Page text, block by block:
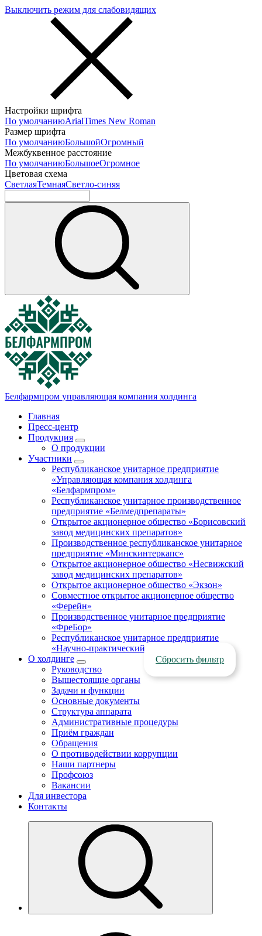
Выключить режим для слабовидящих
Настройки шрифта
По умолчаниюArialTimes New Roman
Размер шрифта
По умолчаниюБольшойОгромный
Межбуквенное расстояние
По умолчаниюБольшоеОгромное
Цветовая схема
СветлаяТемнаяСветло-синяя
Белфармпром управляющая компания холдинга
Главная
Пресс-центр
Продукция
О продукции
Участники
Республиканское унитарное предприятие
«Управляющая компания холдинга
«Белфармпром»
Республиканское унитарное производственное
предприятие «Белмедпрепараты»
Открытое акционерное общество «Борисовский
завод медицинских препаратов»
Производственное республиканское унитарное
предприятие «Минскинтеркапс»
Открытое акционерное общество «Несвижский
завод медицинских препаратов»
Открытое акционерное общество «Экзон»
Совместное открытое акционерное общество
«Ферейн»
Производственное унитарное предприятие
«ФреБор»
Республиканское унитарное предприятие
«Научно-практический центр ЛОТИОС»
О холдинге
Руководство
Вышестоящие органы
Задачи и функции
Основные документы
Структура аппарата
Административные процедуры
Приём граждан
Обращения
О противодействии коррупции
Наши партнеры
Профсоюз
Вакансии
Для инвестора
Контакты
Сбросить фильтр